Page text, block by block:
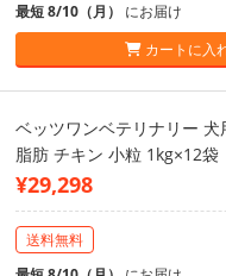
最短 8/10（月） にお届け
カートに入
ベッツワンベテリナリー
脂肪 チキン 小粒 1kg×12袋
¥29,298
送料無料